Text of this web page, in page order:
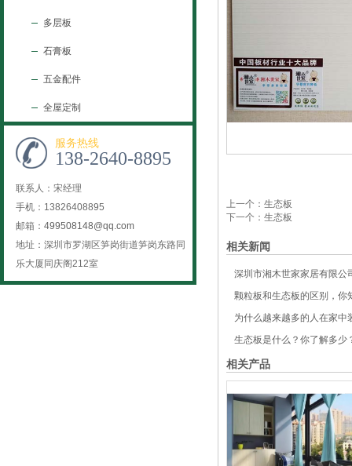
上一个： 生态板
下一个： 生态板
相关新闻
深圳市湘木世家家居有限公
颗粒板和生态板的区别，你
为什么越来越多的人在家中
生态板是什么？你了解多少
相关产品
多层板
石膏板
五金配件
全屋定制
服务热线
138-2640-8895
联系人：宋经理
手机：13826408895
邮箱： 499508148@qq.com
地址：深圳市罗湖区笋岗街道笋岗东路同
乐大厦同庆阁212室